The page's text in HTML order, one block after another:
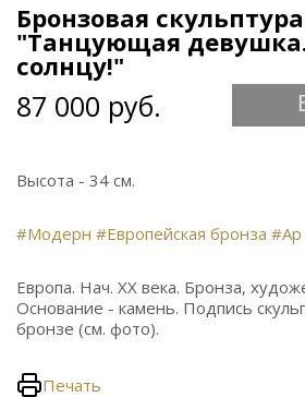
Бронзовая
"Танцующая
солнцу!"
87 000 руб.
Высота - 34 см.
#Модерн #Европейская бронза #Ар
Европа. Нач. ХХ века. Бронза,
Основание - камень. Подпись
бронзе (см. фото).
Печать